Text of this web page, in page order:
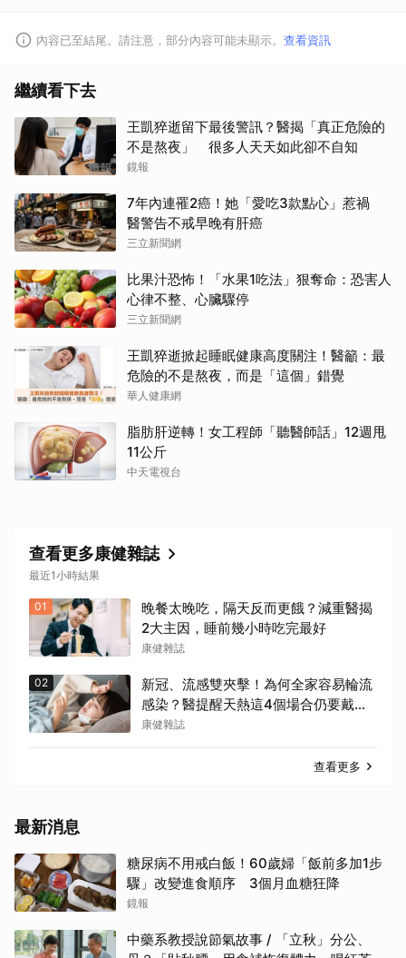
內容已至結尾。請注意，部分內容可能未顯示。 查看資訊
繼續看下去
王凱猝逝留下最後警訊？醫揭「真正危險的
不是熬夜」 很多人天天如此卻不自知
鏡報
7年內連罹2癌！她「愛吃3款點心」惹禍
醫警告不戒早晚有肝癌
三立新聞網
比果汁恐怖！「水果1吃法」狠奪命：恐害人
心律不整、心臟驟停
三立新聞網
王凱猝逝掀起睡眠健康高度關注！醫籲：最
危險的不是熬夜，而是「這個」錯覺
華人健康網
脂肪肝逆轉！女工程師「聽醫師話」12週甩
11公斤
中天電視台
查看更多康健雜誌
最近1小時結果
01
晚餐太晚吃，隔天反而更餓？減重醫揭
2大主因，睡前幾小時吃完最好
康健雜誌
02
新冠、流感雙夾擊！為何全家容易輪流
感染？醫提醒天熱這4個場合仍要戴口
罩
康健雜誌
查看更多
最新消息
糖尿病不用戒白飯！60歲婦「飯前多加1步
驟」改變進食順序 3個月血糖狂降
鏡報
中藥系教授說節氣故事 / 「立秋」分公、